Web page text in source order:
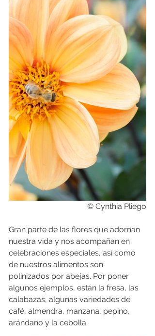
© Cynthia Pliego
Gran parte de las flores que adornan
nuestra vida y nos acompañan en
celebraciones especiales, así como
de nuestros alimentos son
polinizados por abejas. Por poner
algunos ejemplos, están la fresa, las
calabazas, algunas variedades de
café, almendra, manzana, pepino,
arándano y la cebolla.